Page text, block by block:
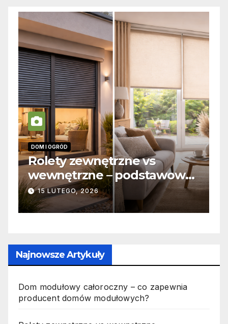
vs
i
INFORMACJE
Zabicie owada a
odpowiedzialność
jak wygląda to w
19 PAŹDZIERNIKA, 2025
Najnowsze Artykuły
Dom modułowy całoroczny – co zapewnia
producent domów modułowych?